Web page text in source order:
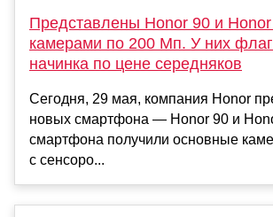
Представлены Honor 90 и
камерами по 200 Мп. У них
начинка по цене середняков
Сегодня, 29 мая, компания Honor
новых смартфона — Honor 90 и
смартфона получили основные
с сенсоро...